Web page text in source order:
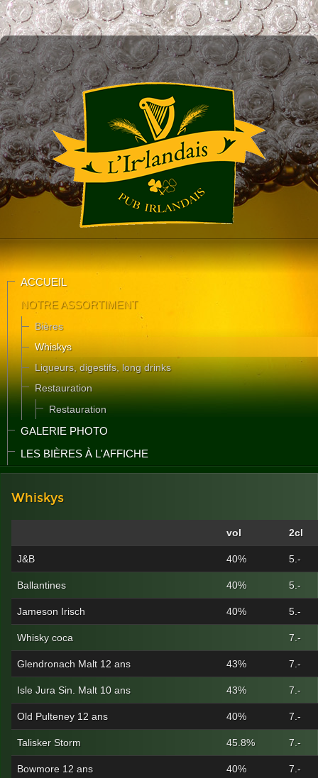
ACCUEIL
NOTRE ASSORTIMENT
Bières
Whiskys
Liqueurs, digestifs, long drinks
Restauration
Restauration
GALERIE PHOTO
LES BIÈRES À L'AFFICHE
Whiskys
vol 2cl
J&B 40% 5.-
Ballantines 40% 5.-
Jameson Irisch 40% 5.-
Whisky coca 7.-
Glendronach Malt 12 ans 43% 7.-
Isle Jura Sin. Malt 10 ans 43% 7.-
Old Pulteney 12 ans 40% 7.-
Talisker Storm 45.8% 7.-
Bowmore 12 ans 40% 7.-